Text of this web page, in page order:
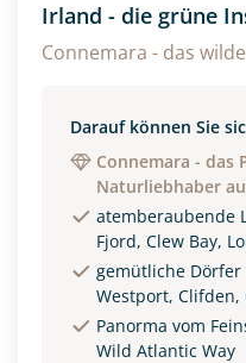
Irland - die grüne
Connemara - das
Darauf können Sie
Connemara - das
Naturliebhaber
atemberaubende
Fjord, Clew Bay,
gemütliche Dörfer
Westport, Clifden,
Panorma vom
Wild Atlantic Way
Alter
Unterkunft
EZ
Reisebeginn